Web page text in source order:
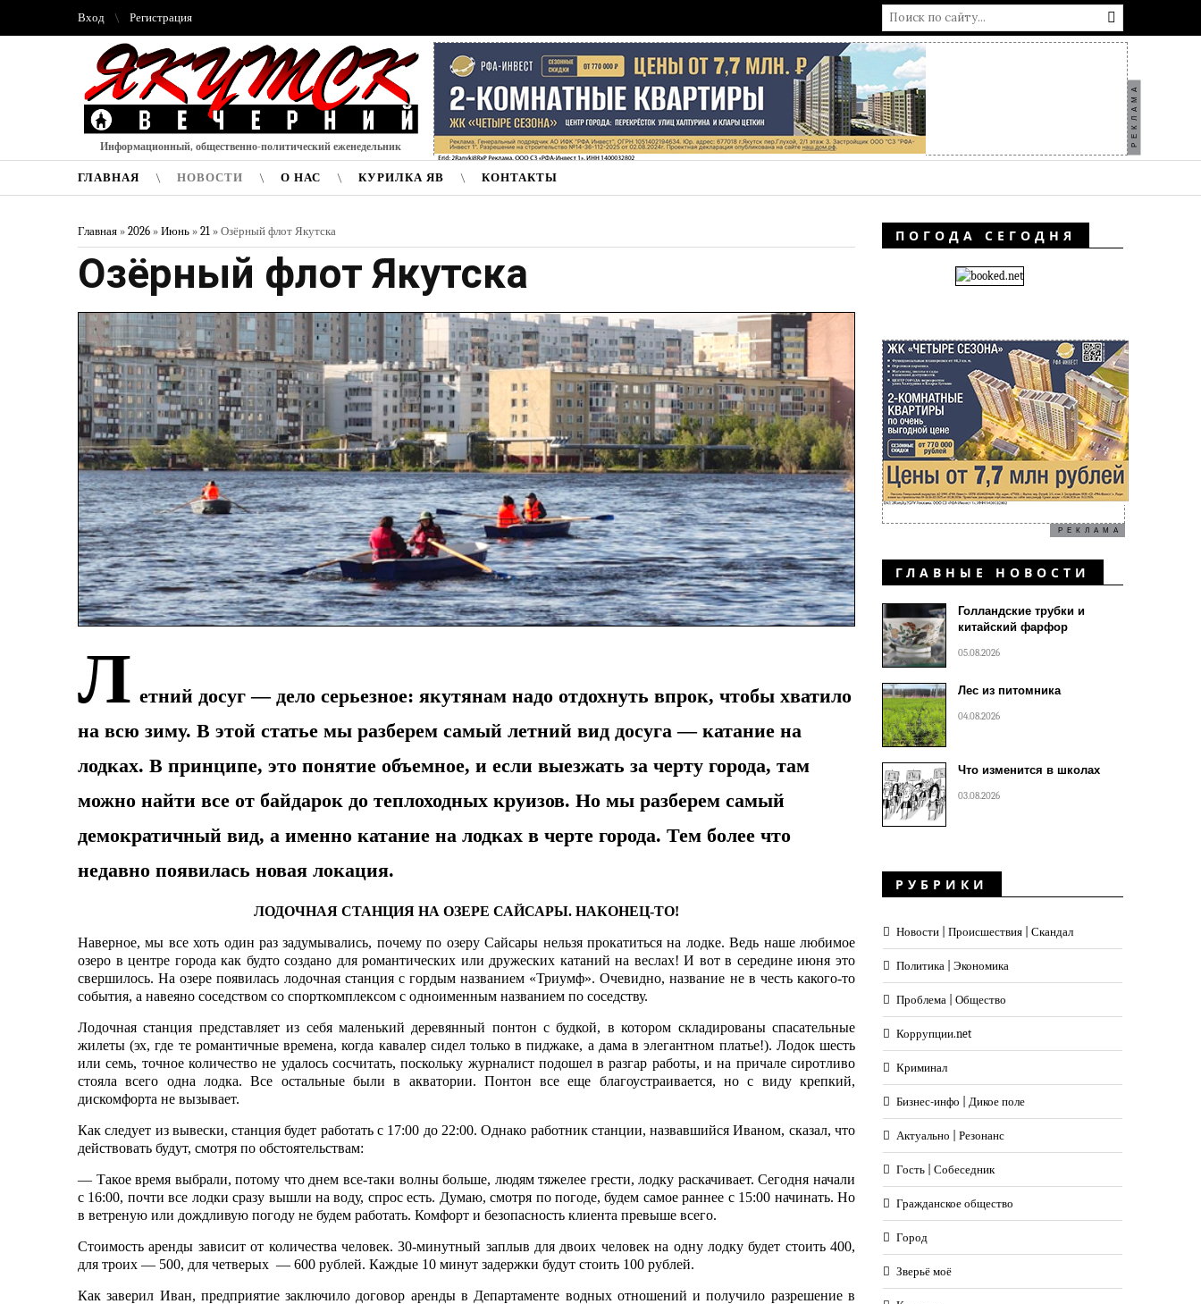
Вход Регистрация
Информационный, общественно-политический еженедельник РЕКЛАМА
ГЛАВНАЯ НОВОСТИ О НАС КУРИЛКА ЯВ КОНТАКТЫ
Главная » 2026 » Июнь » 21 » Озёрный флот Якутска
Озёрный флот Якутска
Л етний досуг — дело серьезное: якутянам надо отдохнуть впрок, чтобы хватило
на всю зиму. В этой статье мы разберем самый летний вид досуга — катание на
лодках. В принципе, это понятие объемное, и если выезжать за черту города, там
можно найти все от байдарок до теплоходных круизов. Но мы разберем самый
демократичный вид, а именно катание на лодках в черте города. Тем более что
недавно появилась новая локация.
ЛОДОЧНАЯ СТАНЦИЯ НА ОЗЕРЕ САЙСАРЫ. НАКОНЕЦ-ТО!
Наверное, мы все хоть один раз задумывались, почему по озеру Сайсары нельзя прокатиться на лодке. Ведь наше любимое
озеро в центре города как будто создано для романтических или дружеских катаний на веслах! И вот в середине июня это
свершилось. На озере появилась лодочная станция с гордым названием «Триумф». Очевидно, название не в честь какого-то
события, а навеяно соседством со спорткомплексом с одноименным названием по соседству.
Лодочная станция представляет из себя маленький деревянный понтон с будкой, в котором складированы спасательные
жилеты (эх, где те романтичные времена, когда кавалер сидел только в пиджаке, а дама в элегантном платье!). Лодок шесть
или семь, точное количество не удалось сосчитать, поскольку журналист подошел в разгар работы, и на причале сиротливо
стояла всего одна лодка. Все остальные были в акватории. Понтон все еще благоустраивается, но с виду крепкий,
дискомфорта не вызывает.
Как следует из вывески, станция будет работать с 17:00 до 22:00. Однако работник станции, назвавшийся Иваном, сказал, что
действовать будут, смотря по обстоятельствам:
— Такое время выбрали, потому что днем все-таки волны больше, людям тяжелее грести, лодку раскачивает. Сегодня начали
с 16:00, почти все лодки сразу вышли на воду, спрос есть. Думаю, смотря по погоде, будем самое раннее с 15:00 начинать. Но
в ветреную или дождливую погоду не будем работать. Комфорт и безопасность клиента превыше всего.
Стоимость аренды зависит от количества человек. 30-минутный заплыв для двоих человек на одну лодку будет стоить 400,
для троих — 500, для четверых — 600 рублей. Каждые 10 минут задержки будут стоить 100 рублей.
Как заверил Иван, предприятие заключило договор аренды в Департаменте водных отношений и получило разрешение в
ПОГОДА СЕГОДНЯ
РЕКЛАМА
ГЛАВНЫЕ НОВОСТИ
Голландские трубки и
китайский фарфор
05.08.2026
Лес из питомника
04.08.2026
Что изменится в школах
03.08.2026
РУБРИКИ
Новости | Происшествия | Скандал
Политика | Экономика
Проблема | Общество
Коррупции.net
Криминал
Бизнес-инфо | Дикое поле
Актуально | Резонанс
Гость | Собеседник
Гражданское общество
Город
Зверьё моё